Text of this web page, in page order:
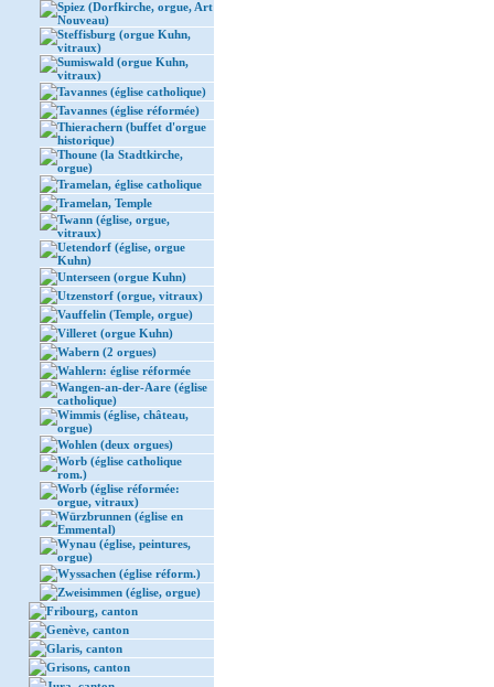
Spiez (Dorfkirche, orgue, Art
Nouveau)
Steffisburg (orgue Kuhn,
vitraux)
Sumiswald (orgue Kuhn,
vitraux)
Tavannes (église catholique)
Tavannes (église réformée)
Thierachern (buffet d'orgue
historique)
Thoune (la Stadtkirche,
orgue)
Tramelan, église catholique
Tramelan, Temple
Twann (église, orgue,
vitraux)
Uetendorf (église, orgue
Kuhn)
Unterseen (orgue Kuhn)
Utzenstorf (orgue, vitraux)
Vauffelin (Temple, orgue)
Villeret (orgue Kuhn)
Wabern (2 orgues)
Wahlern: église réformée
Wangen-an-der-Aare (église
catholique)
Wimmis (église, château,
orgue)
Wohlen (deux orgues)
Worb (église catholique
rom.)
Worb (église réformée:
orgue, vitraux)
Würzbrunnen (église en
Emmental)
Wynau (église, peintures,
orgue)
Wyssachen (église réform.)
Zweisimmen (église, orgue)
Fribourg, canton
Genève, canton
Glaris, canton
Grisons, canton